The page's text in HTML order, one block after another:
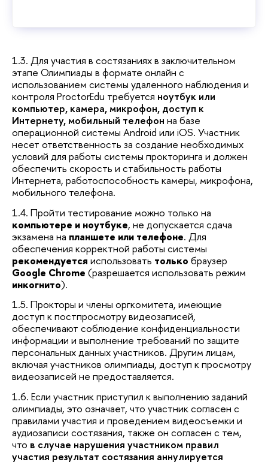
1.3. Для участия в состязаниях в заключительном
этапе Олимпиады в формате онлайн с
использованием системы удаленного наблюдения и
контроля ProctorEdu требуется ноутбук или
компьютер, камера, микрофон, доступ к
Интернету, мобильный телефон на базе
операционной системы Android или iOS. Участник
несет ответственность за создание необходимых
условий для работы системы прокторинга и должен
обеспечить скорость и стабильность работы
Интернета, работоспособность камеры, микрофона,
мобильного телефона.
1.4. Пройти тестирование можно только на
компьютере и ноутбуке, не допускается сдача
экзамена на планшете или телефоне. Для
обеспечения корректной работы системы
рекомендуется использовать только браузер
Google Chrome (разрешается использовать режим
инкогнито).
1.5. Прокторы и члены оргкомитета, имеющие
доступ к постпросмотру видеозаписей,
обеспечивают соблюдение конфиденциальности
информации и выполнение требований по защите
персональных данных участников. Другим лицам,
включая участников олимпиады, доступ к просмотру
видеозаписей не предоставляется.
1.6. Если участник приступил к выполнению заданий
олимпиады, это означает, что участник согласен с
правилами участия и проведением видеосъемки и
аудиозаписи состязания, также он согласен с тем,
что в случае нарушения участником правил
участия результат состязания аннулируется